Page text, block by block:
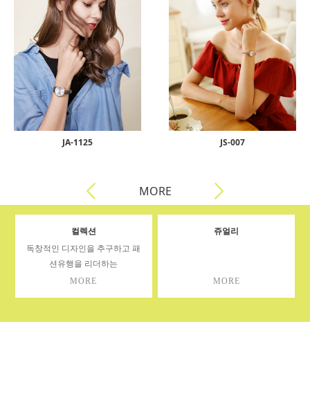
JA-1125 JS-007
MORE
컬렉션
독창적인 디자인을 추구하고 패
션유행을 리더하는
MORE
쥬얼리
MORE